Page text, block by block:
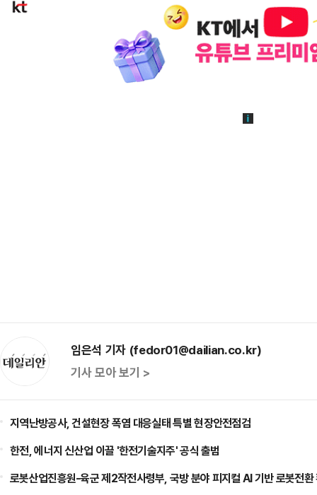
임은석 기자 (fedor01@dailian.co.kr)
기사 모아 보기 >
지역난방공사, 건설현장 폭염 대응실태 특별 현장안전점검
한전, 에너지 신산업 이끌 '한전기술지주' 공식 출범
로봇산업진흥원-육군 제2작전사령부, 국방 분야 피지컬 AI 기반 로봇전환